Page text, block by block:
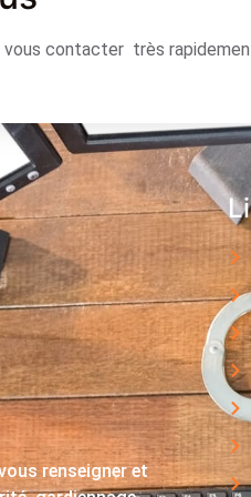
vous contacter très
renseigner et